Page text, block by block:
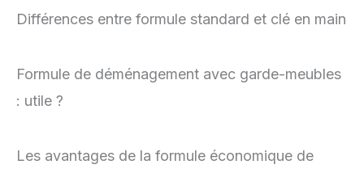
Différences entre formule standard et clé en main
Formule de déménagement avec garde-meubles
: utile ?
Les avantages de la formule économique de